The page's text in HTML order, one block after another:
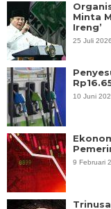
Minta
Ireng’
25 Juli
10 Juni
9 Februari